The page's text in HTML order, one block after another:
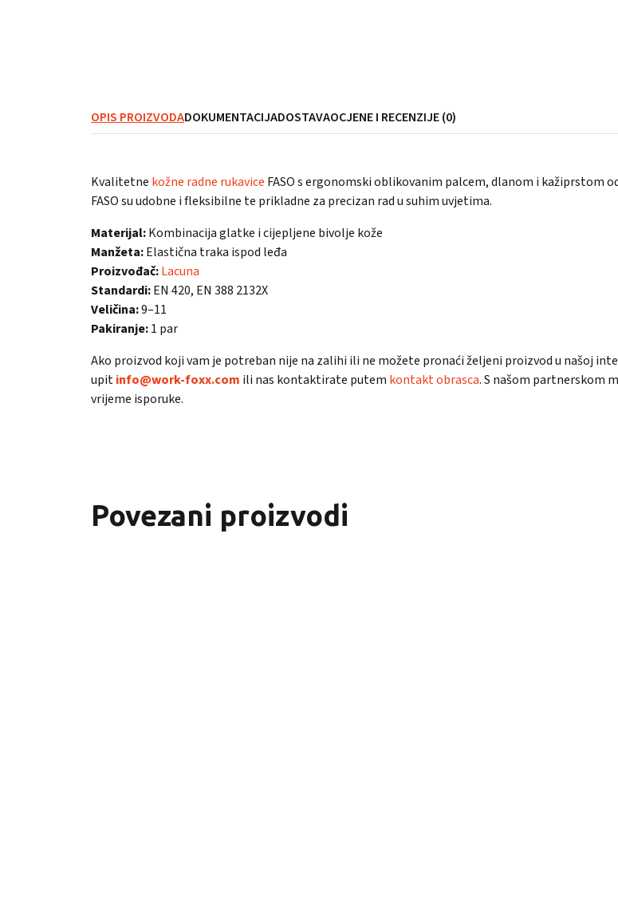
OPIS PROIZVODADOKUMENTACIJADOSTAVAOCJENE I RECENZIJE (0)
Kvalitetne kožne radne rukavice FASO s ergonomski oblikovanim palcem, dlanom i kažiprstom
FASO su udobne i fleksibilne te prikladne za precizan rad u suhim uvjetima.
Materijal:Kombinacija glatke i cijepljene bivolje kože
Manžeta:Elastična traka ispod leđa
Proizvođač:Lacuna
Standardi:EN 420, EN 388 2132X
Veličina:9–11
Pakiranje:1 par
Ako proizvod koji vam je potreban nije na zalihi ili ne možete pronaći željeni proizvod u našoj
upitinfo@work-foxx.com ili nas kontaktirate putem kontakt obrasca. S našom partnerskom
vrijeme isporuke.
Povezani proizvodi